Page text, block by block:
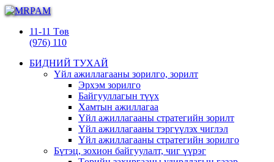
11-11 Төв
(976) 110
БИДНИЙ ТУХАЙ
Үйл ажиллагааны зорилго, зорилт
Эрхэм зорилго
Байгууллагын түүх
Хамтын ажиллагаа
Үйл ажиллагааны стратегийн зорилт
Үйл ажиллагааны тэргүүлэх чиглэл
Үйл ажиллагааны стратегийн зорилго
Бүтэц, зохион байгуулалт, чиг үүрэг